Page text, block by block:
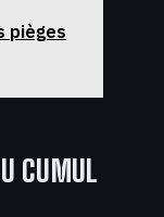
pièges
CUMUL